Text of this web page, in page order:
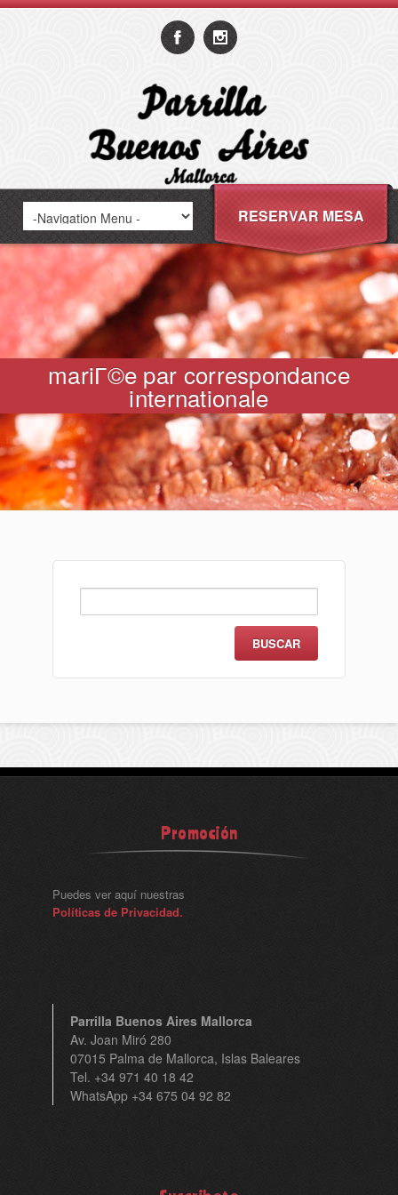
RESERVAR MESA
mariГ©e par correspondance
internationale
Promoción
Puedes ver aquí nuestras
Políticas de Privacidad.
Parrilla Buenos Aires Mallorca
Av. Joan Miró 280
07015 Palma de Mallorca, Islas Baleares
Tel. +34 971 40 18 42
WhatsApp +34 675 04 92 82